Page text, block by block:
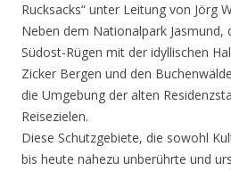
Rucksacks“ unter Leitung von Jörg
Neben dem Nationalpark
Südost-Rügen mit der idyllischen
Zicker Bergen und den
die Umgebung der alten
Reisezielen.
Diese Schutzgebiete, die sowohl
bis heute nahezu unberührte und